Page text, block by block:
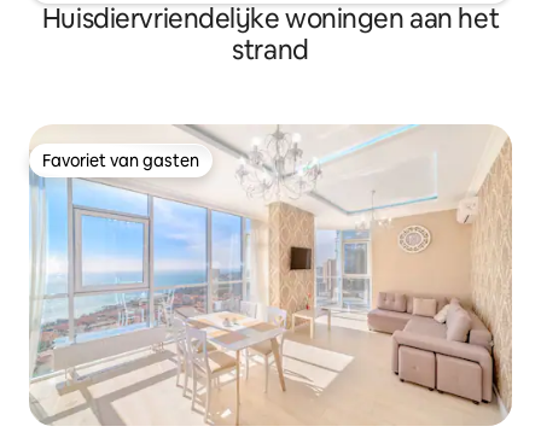
Huisdiervriendelijke woningen aan het
strand
Favoriet van gasten
Favoriet van gasten